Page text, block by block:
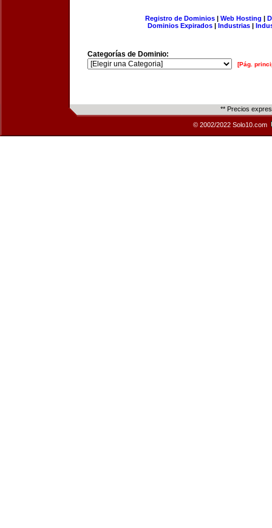
Registro de Dominios| Web Hosting |
Dominios Expirados | Industrias |
Categorías de Dominio:
[Pág.
** Precios
© 2002/2022 Solo10.com